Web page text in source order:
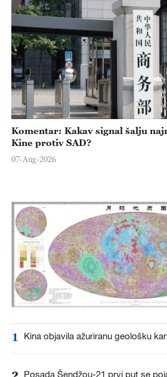
Komentar: Kakav signal šalju
Kine protiv SAD?
07-Aug-2026
1 Kina objavila ažuriranu geološku
Posada Šendžou-21 prvi put se